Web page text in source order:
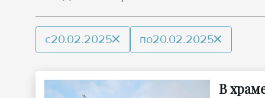
с20.02.2025 по20.02.2025
В